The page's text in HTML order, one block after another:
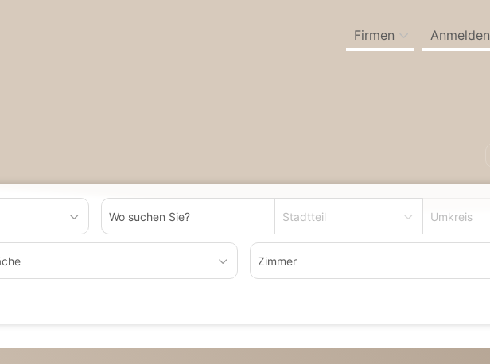
Firmen Anmelden
Stadtteil Umkreis
Zimmer